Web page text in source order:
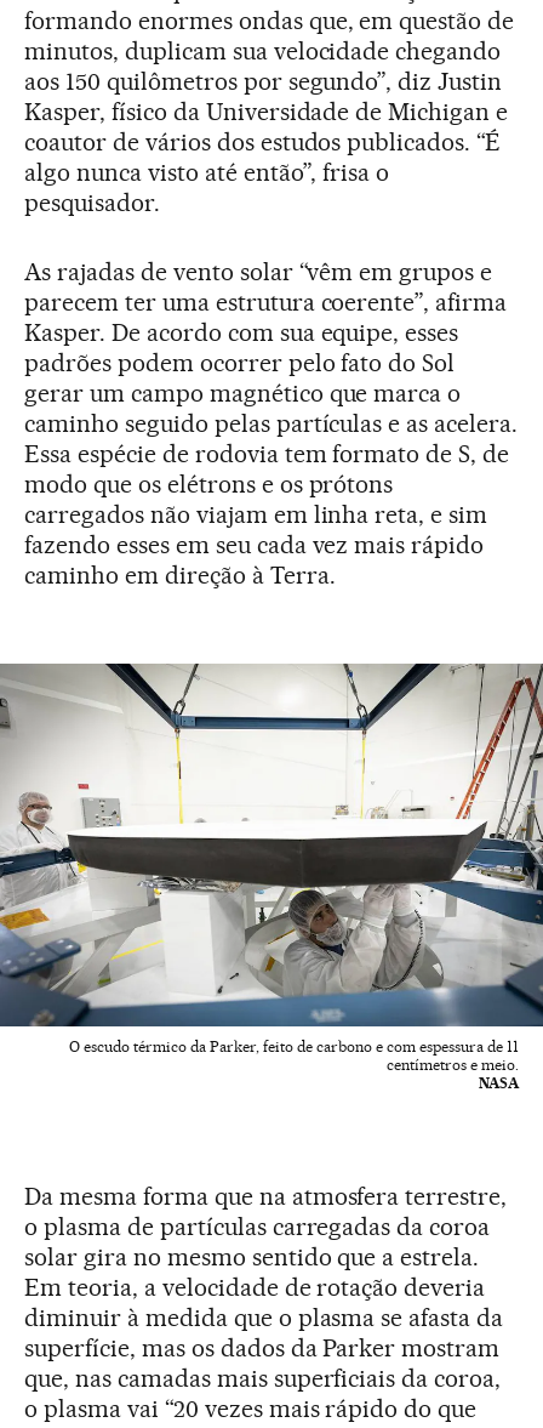
formando enormes ondas que, em questão de
minutos, duplicam sua velocidade chegando
aos 150 quilômetros por segundo”, diz Justin
Kasper, físico da Universidade de Michigan e
coautor de vários dos estudos publicados. “É
algo nunca visto até então”, frisa o
pesquisador.
As rajadas de vento solar “vêm em grupos e
parecem ter uma estrutura coerente”, afirma
Kasper. De acordo com sua equipe, esses
padrões podem ocorrer pelo fato do Sol
gerar um campo magnético que marca o
caminho seguido pelas partículas e as acelera.
Essa espécie de rodovia tem formato de S, de
modo que os elétrons e os prótons
carregados não viajam em linha reta, e sim
fazendo esses em seu cada vez mais rápido
caminho em direção à Terra.
O escudo térmico da Parker, feito de carbono e com espessura de 11
centímetros e meio.
NASA
Da mesma forma que na atmosfera terrestre,
o plasma de partículas carregadas da coroa
solar gira no mesmo sentido que a estrela.
Em teoria, a velocidade de rotação deveria
diminuir à medida que o plasma se afasta da
superfície, mas os dados da Parker mostram
que, nas camadas mais superficiais da coroa,
o plasma vai “20 vezes mais rápido do que